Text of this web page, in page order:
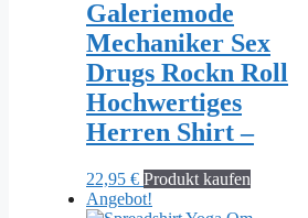
Galeriemode
Mechaniker Sex
Drugs Rockn Roll
Hochwertiges
Herren Shirt –
22,95 € Produkt kaufen
Angebot!